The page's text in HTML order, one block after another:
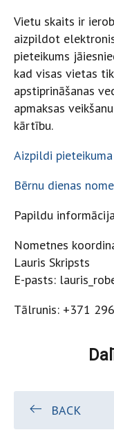
Vietu skaits ir
aizpildot
pieteikums
kad visas vietas
apstiprināšanas
apmaksas
kārtību.
Aizpildi
Bērnu dienas
Papildu
Nometnes
Lauris Skripsts
E-pasts:
Tālrunis: +371
BACK